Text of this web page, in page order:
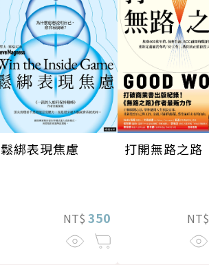
鬆綁表現焦慮
NT$ 350
打開無路之路
NT$